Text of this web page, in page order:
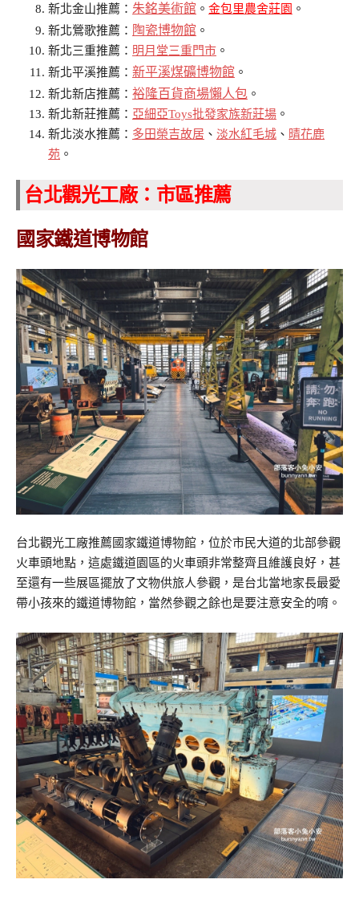
新北金山推薦： 朱銘美術館 。 金包里農舍莊園 。
新北鶯歌推薦： 陶瓷博物館 。
新北三重推薦： 明月堂三重門市 。
新北平溪推薦： 新平溪煤礦博物館 。
新北新店推薦： 裕隆百貨商場懶人包 。
新北新莊推薦： 亞細亞Toys批發家族新莊場 。
新北淡水推薦： 多田榮吉故居 、 淡水紅毛城 、 晴花鹿
苑 。
台北觀光工廠：市區推薦
國家鐵道博物館
台北觀光工廠推薦國家鐵道博物館，位於市民大道的北部參觀
火車頭地點，這處鐵道園區的火車頭非常整齊且維護良好，甚
至還有一些展區擺放了文物供旅人參觀，是台北當地家長最愛
帶小孩來的鐵道博物館，當然參觀之餘也是要注意安全的唷。